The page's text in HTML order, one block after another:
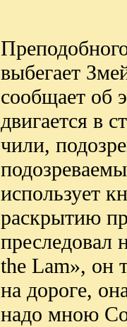
выбегает
сообщает об
двигается в
чили,
использует
раскрытию
преследовал
the Lam», он
на дороге,
надо мною